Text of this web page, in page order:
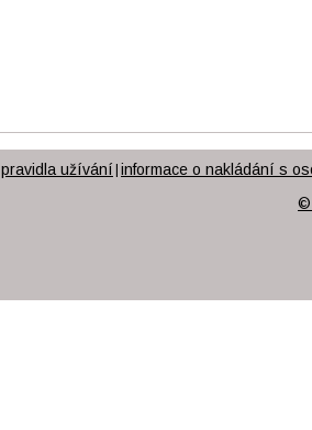
pravidla užívání informace o nakládání s
©